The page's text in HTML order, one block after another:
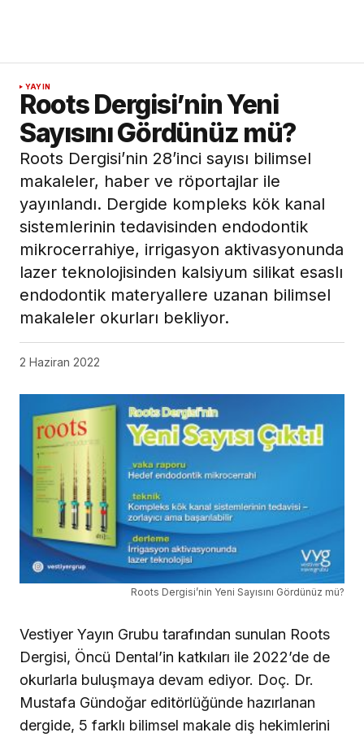
YAYIN
Roots Dergisi’nin Yeni
Sayısını Gördünüz mü?
Roots Dergisi’nin 28’inci sayısı bilimsel
makaleler, haber ve röportajlar ile
yayınlandı. Dergide kompleks kök kanal
sistemlerinin tedavisinden endodontik
mikrocerrahiye, irrigasyon aktivasyonunda
lazer teknolojisinden kalsiyum silikat esaslı
endodontik materyallere uzanan bilimsel
makaleler okurları bekliyor.
2 Haziran 2022
Roots Dergisi’nin Yeni Sayısını Gördünüz mü?
Vestiyer Yayın Grubu tarafından sunulan Roots
Dergisi, Öncü Dental’in katkıları ile 2022’de de
okurlarla buluşmaya devam ediyor. Doç. Dr.
Mustafa Gündoğar editörlüğünde hazırlanan
dergide, 5 farklı bilimsel makale diş hekimlerini